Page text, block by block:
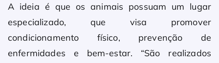
A ideia é que os animais possuam um lugar
especializado, que visa promover
condicionamento físico, prevenção de
enfermidades e bem-estar. “São realizados